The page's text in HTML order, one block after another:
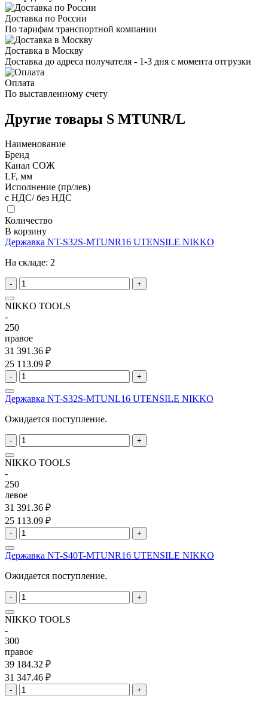
Доставка по России
По тарифам транспортной компании
Доставка в Москву
Доставка до адреса получателя - 1-3 дня с момента отгрузки
Оплата
По выставленному счету
Другие товары S MTUNR/L
Наименование
Бренд
Канал СОЖ
LF, мм
Исполнение (пр/лев)
с НДС/ без НДС
Количество
В корзину
Державка NT-S32S-MTUNR16 UTENSILE NIKKO
На складе: 2
- +
NIKKO TOOLS
-
250
правое
31 391.36 ₽
25 113.09 ₽
- +
Державка NT-S32S-MTUNL16 UTENSILE NIKKO
Ожидается поступление.
- +
NIKKO TOOLS
-
250
левое
31 391.36 ₽
25 113.09 ₽
- +
Державка NT-S40T-MTUNR16 UTENSILE NIKKO
Ожидается поступление.
- +
NIKKO TOOLS
-
300
правое
39 184.32 ₽
31 347.46 ₽
- +